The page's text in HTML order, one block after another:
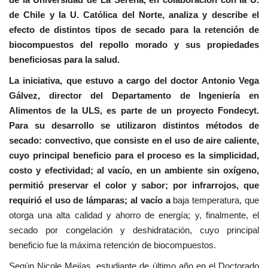
de Chile y la U. Católica del Norte, analiza y describe el
efecto de distintos tipos de secado para la retención de
biocompuestos del repollo morado y sus propiedades
beneficiosas para la salud.
La iniciativa, que estuvo a cargo del doctor Antonio Vega
Gálvez, director del Departamento de Ingeniería en
Alimentos de la ULS, es parte de un proyecto Fondecyt.
Para su desarrollo se utilizaron distintos métodos de
secado: convectivo, que consiste en el uso de aire caliente,
cuyo principal beneficio para el proceso es la simplicidad,
costo y efectividad; al vacío, en un ambiente sin oxígeno,
permitió preservar el color y sabor; por infrarrojos, que
requirió el uso de lámparas; al vacío abaja temperatura, que
otorga una alta calidad y ahorro de energía; y, finalmente, el
secado por congelación y deshidratación, cuyo principal
beneficio fue la máxima retención de biocompuestos.